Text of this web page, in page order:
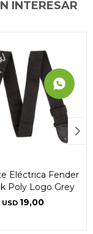
INTERESAR
Eléctrica Fender
Poly Logo Grey
USD 19,00